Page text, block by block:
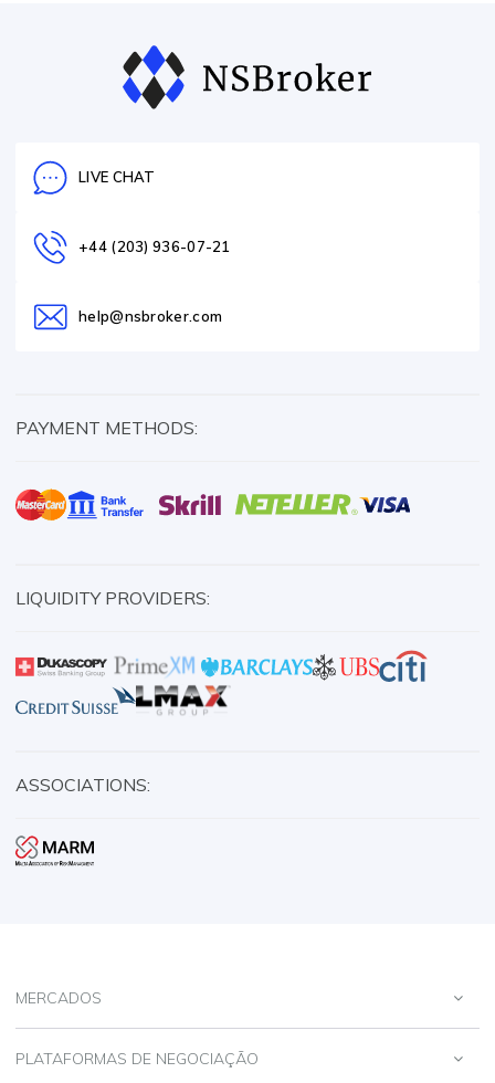
LIVE CHAT
+44 (203) 936-07-21
help@nsbroker.com
PAYMENT METHODS:
LIQUIDITY PROVIDERS:
ASSOCIATIONS:
MERCADOS
PLATAFORMAS DE NEGOCIAÇÃO